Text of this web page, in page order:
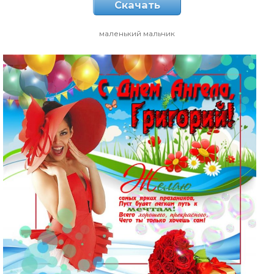
Скачать
маленький мальчик